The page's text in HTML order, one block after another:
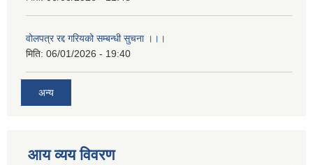
वोलपत्र रद्द गरियको सम्बन्धी सुचना ।।।
मिति: 06/01/2026 - 19:40
अन्य
आय व्यय विवरण